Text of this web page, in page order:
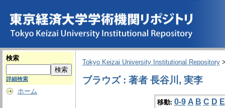
検索
詳細検索
ホーム
Tokyo Keizai University Institutional Repository
ブラウズ : 著者 長谷川, 実李
移動: 0-9 A B C D E